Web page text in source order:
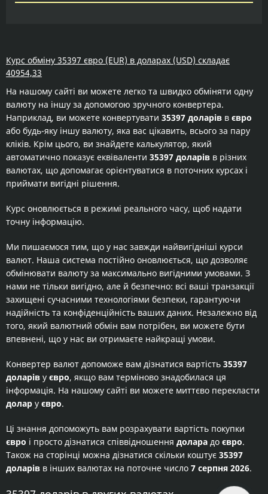
Курс обміну 35397 євро (EUR) в доларах (USD) складає
40954,33
На нашому сайті ви можете легко та швидко обміняти одну
валюту на іншу за допомогою зручного конвертера.
Наприклад, ви можете конвертувати 35397 доларів в євро
або будь-яку іншу валюту, яка вас цікавить, всього за пару
кліків. Крім цього, ви знайдете калькулятор, який
автоматично показує еквіваленти 35397 доларів в різних
валютах, що допомагає орієнтуватися в поточних курсах і
приймати вигідні рішення.
Курс оновлюється в режимі реального часу, щоб надати
точну інформацію.
Ми пишаємося тим, що у нас завжди найвигідніші курси
валют. Наша система постійно оновлюється, що дозволяє
обмінювати валюту за максимально вигідними умовами. З
нами не тільки вигідно, але й безпечно: всі ваші транзакції
захищені сучасними технологіями безпеки, гарантуючи
надійність та конфіденційність ваших даних. Незалежно від
того, який валютний обмін вам потрібен, ви можете бути
впевнені, що у нас ви отримаєте найкращі умови.
Конвертер валют допоможе вам дізнатися вартість 35397
доларів у євро, якщо вам терміново знадобилася ця
інформація. На нашому сайті ви можете миттєво перекласти
долар у євро.
Ці знання допоможуть вам розрахувати вартість покупки
євро і просто дізнатися співвідношення долара до євро.
Також на сторінці можна дізнатися скільки коштує 35397
доларів в інших валютах на поточне число 7 серпня 2026.